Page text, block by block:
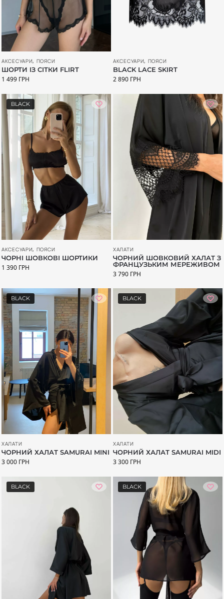
АКСЕСУАРИ, ПОЯСИ
ШОРТИ ІЗ СІТКИ FLIRT
1 499 ГРН
АКСЕСУАРИ, ПОЯСИ
BLACK LACE SKIRT
2 890 ГРН
BLACK
АКСЕСУАРИ, ПОЯСИ
ЧОРНІ ШОВКОВІ ШОРТИКИ
1 390 ГРН
ХАЛАТИ
ЧОРНИЙ ШОВКОВИЙ ХАЛАТ З
ФРАНЦУЗЬКИМ МЕРЕЖИВОМ
3 790 ГРН
BLACK
ХАЛАТИ
ЧОРНИЙ ХАЛАТ SAMURAI MINI
3 000 ГРН
BLACK
ХАЛАТИ
ЧОРНИЙ ХАЛАТ SAMURAI MIDI
3 300 ГРН
BLACK BLACK